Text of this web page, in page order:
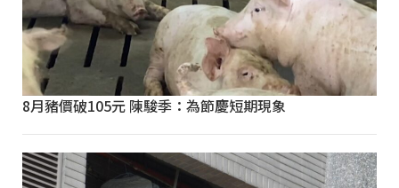
8月豬價破105元 陳駿季：為節慶短期現象